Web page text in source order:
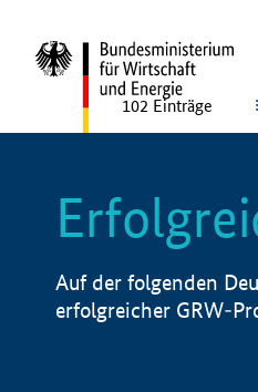
102 Einträge
Auf der folgenden
erfolgreicher GRW-